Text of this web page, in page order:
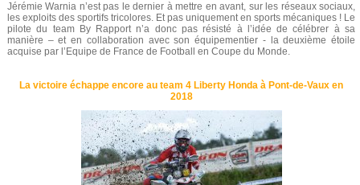
Jérémie Warnia n’est pas le dernier à mettre en avant, sur les réseaux sociaux,
les exploits des sportifs tricolores. Et pas uniquement en sports mécaniques ! Le
pilote du team By Rapport n’a donc pas résisté à l’idée de célébrer à sa
manière – et en collaboration avec son équipementier - la deuxième étoile
acquise par l’Equipe de France de Football en Coupe du Monde.
La victoire échappe encore au team 4 Liberty Honda à Pont-de-Vaux en
2018